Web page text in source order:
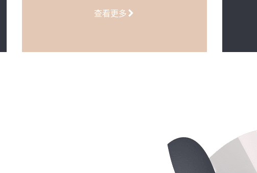
疗方法，包括领先的美国技术和拥有 30 多年市
查看更多